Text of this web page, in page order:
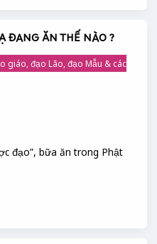
ĐANG ĂN THẾ NÀO ?
giáo, đạo Lão, đạo Mẫu & các
đạo”, bữa ăn trong Phật